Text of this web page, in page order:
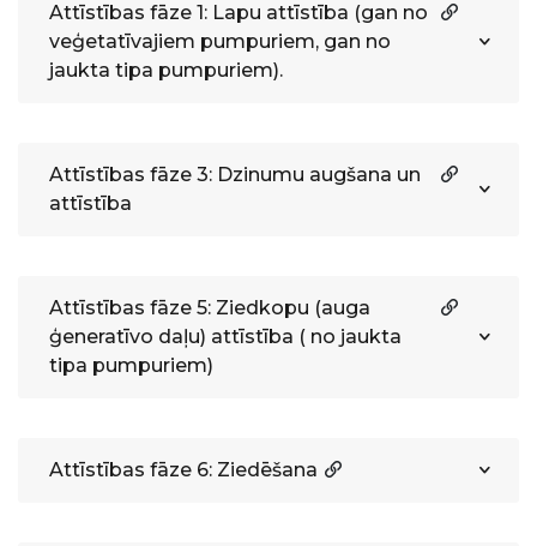
Attīstības fāze 1: Lapu attīstība (gan no
veģetatīvajiem pumpuriem, gan no
jaukta tipa pumpuriem).
Attīstības fāze 3: Dzinumu augšana un
attīstība
Attīstības fāze 5: Ziedkopu (auga
ģeneratīvo daļu) attīstība ( no jaukta
tipa pumpuriem)
Attīstības fāze 6: Ziedēšana